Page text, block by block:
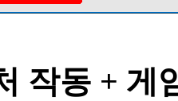
작동 + 게